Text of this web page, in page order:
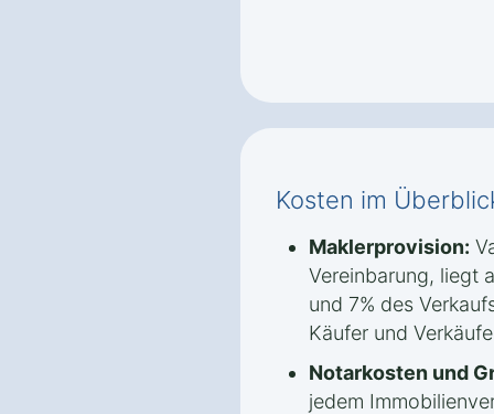
Kosten im
Maklerprovision:
Vereinbarung, liegt
und 7% des
Käufer und
Notarkosten und
jedem